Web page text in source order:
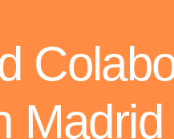
Madrid